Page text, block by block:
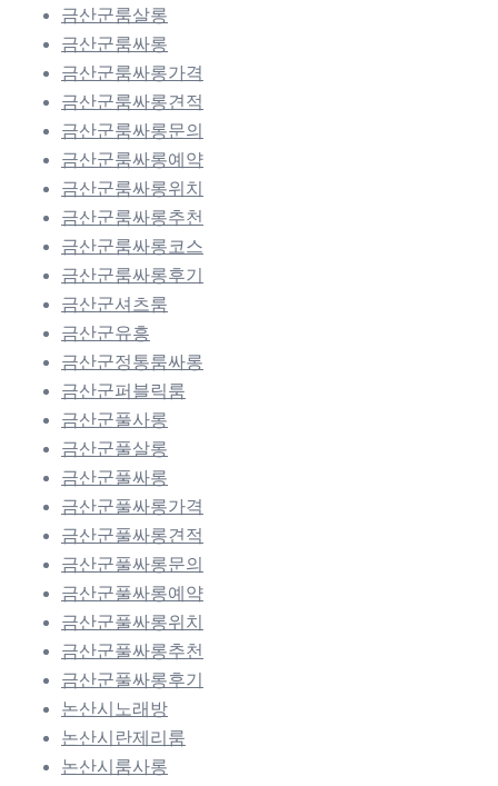
금산군룸살롱
금산군룸싸롱
금산군룸싸롱가격
금산군룸싸롱견적
금산군룸싸롱문의
금산군룸싸롱예약
금산군룸싸롱위치
금산군룸싸롱추천
금산군룸싸롱코스
금산군룸싸롱후기
금산군셔츠룸
금산군유흥
금산군정통룸싸롱
금산군퍼블릭룸
금산군풀사롱
금산군풀살롱
금산군풀싸롱
금산군풀싸롱가격
금산군풀싸롱견적
금산군풀싸롱문의
금산군풀싸롱예약
금산군풀싸롱위치
금산군풀싸롱추천
금산군풀싸롱후기
논산시노래방
논산시란제리룸
논산시룸사롱